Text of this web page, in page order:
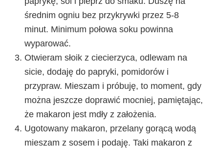
średnim ogniu bez przykrywki przez 5-8
minut. Minimum połowa soku powinna
wyparować.
Otwieram słoik z ciecierzyca, odlewam na
sicie, dodaję do papryki, pomidorów i
przypraw. Mieszam i próbuję, to moment, gdy
można jeszcze doprawić mocniej, pamiętając,
że makaron jest mdły z założenia.
Ugotowany makaron, przelany gorącą wodą
mieszam z sosem i podaję. Taki makaron z